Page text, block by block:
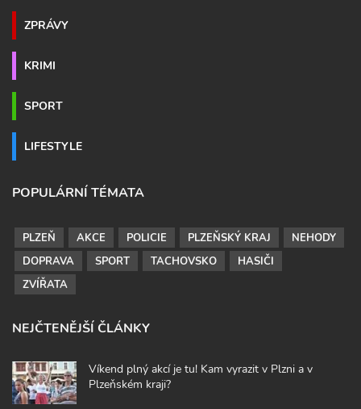
ZPRÁVY
KRIMI
SPORT
LIFESTYLE
POPULÁRNÍ TÉMATA
PLZEŇ AKCE POLICIE PLZEŇSKÝ KRAJ
NEHODY
DOPRAVA
SPORT TACHOVSKO
HASIČI
ZVÍŘATA
NEJČTENĚJŠÍ ČLÁNKY
Víkend plný akcí je tu! Kam vyrazit v Plzni a v
Plzeňském kraji?